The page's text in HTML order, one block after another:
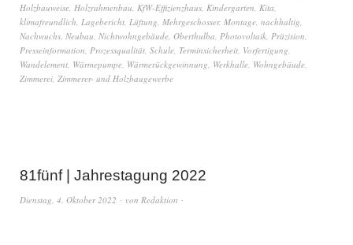
Holzbauweise, Holzrahmenbau, KfW-Effizienzhaus, Kindergarten, Kita,
klimafreundlich, Lagebericht, Lüftung, Mehrgeschosser, Montage, nachhaltig,
Nachwuchs, Neubau, Nichtwohngebäude, Oberthulba, Photovoltaik, Präzision,
Presseinformation, Prozessqualität, Schule, Terminsicherheit, Vorfertigung,
Wandelement, Wärmepumpe, Wärmerückgewinnung, Werkhalle, Wohngebäude,
Zimmerei, Zimmerer- und Holzbaugewerbe
81fünf | Jahrestagung 2022
Dienstag, 4. Oktober 2022 von Redaktion